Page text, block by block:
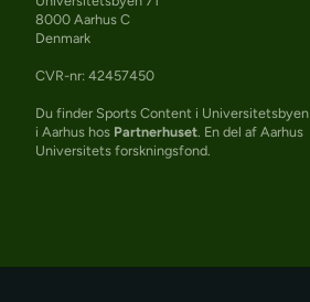
8000 Aarhus C
Denmark
CVR-nr: 42457450
Du finder Sports Content i Universitetsbyen
i Aarhus hos Partnerhuset . En del af Aarhus
Universitets forskningsfond.